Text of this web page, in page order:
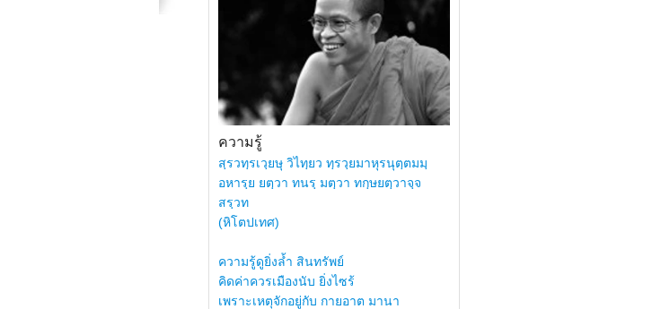
ความรู้
สฺรวทฺรเวฺยษุ วิไทฺยว ทฺรวฺยมาหุรนุตฺตมมฺ
อหารฺย ยตฺวา ทนรฺ มตฺวา ทกฺษยตฺวาจฺจ
สรฺวท
(หิโตปเทศ)
ความรู้ดูยิ่งล้ำ สินทรัพย์
คิดค่าควรเมืองนับ ยิ่งไซร้
เพราะเหตุจักอยู่กับ กายอาต มานา